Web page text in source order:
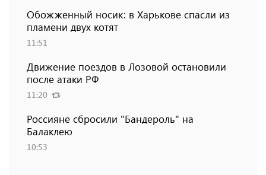
Обожженный носик: в Харькове спасли из
пламени двух котят
11:51
Движение поездов в Лозовой остановили
после атаки РФ
11:20
Россияне сбросили "Бандероль" на
Балаклею
10:53